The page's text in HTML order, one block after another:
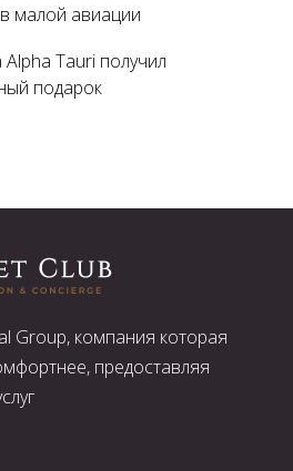
малой авиации
Alpha Tauri получил
подарок
Group, компания которая
предоставляя